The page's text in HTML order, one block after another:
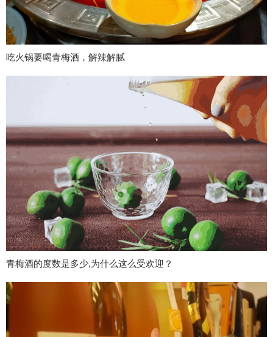
吃火锅要喝青梅酒，解辣解腻
青梅酒的度数是多少,为什么这么受欢迎？